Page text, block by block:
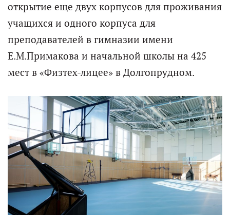
открытие еще двух корпусов для проживания
учащихся и одного корпуса для
преподавателей в гимназии имени
Е.М.Примакова и начальной школы на 425
мест в «Физтех-лицее» в Долгопрудном.